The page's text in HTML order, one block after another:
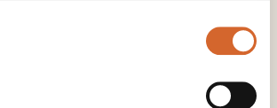
ekv./t
III är släckt kalk som, efter